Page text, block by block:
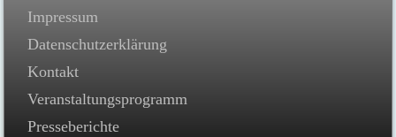
Impressum
Datenschutzerklärung
Kontakt
Veranstaltungsprogramm
Presseberichte